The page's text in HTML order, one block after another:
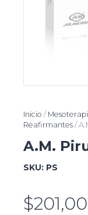
Inicio /
Reafirmantes /
A.M.
SKU: PS
$